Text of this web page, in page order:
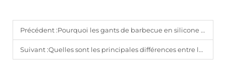
Précédent :Pourquoi les gants de barbecue en silicone sont-ils des géants résistants à la chaleur
Suivant :Quelles sont les principales différences entre les gants de barbecue et les gants pour grillades ?